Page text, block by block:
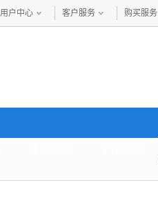
用户中心 客户服务 购买服务